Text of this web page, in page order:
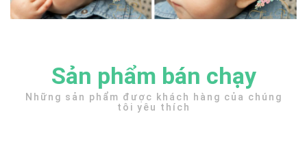
Sản phẩm bán chạy
Những sản phẩm được khách hàng của chúng
tôi yêu thích